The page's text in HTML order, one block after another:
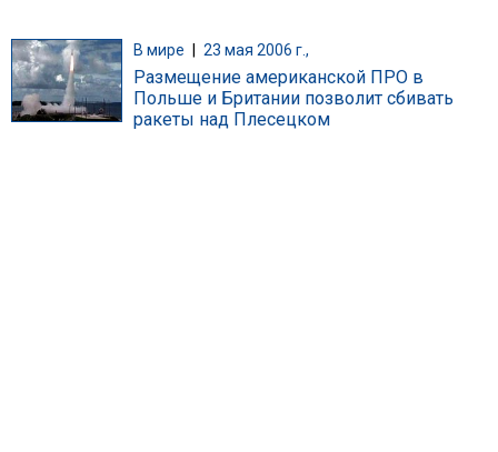
В мире 23 мая 2006 г.,
Размещение американской ПРО в
Польше и Британии позволит сбивать
ракеты над Плесецком